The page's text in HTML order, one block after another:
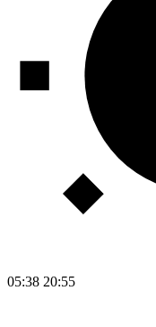
05:38 20:55